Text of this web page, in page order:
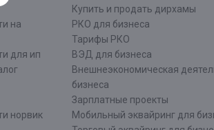
на
для ип
норвик
Купить и продать дирхамы
РКО для бизнеса
Тарифы РКО
ВЭД для бизнеса
Внешнеэкономическая
бизнеса
Зарплатные проекты
Мобильный эквайринг для